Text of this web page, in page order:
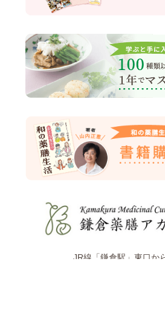
JR線「鎌倉駅」東口か